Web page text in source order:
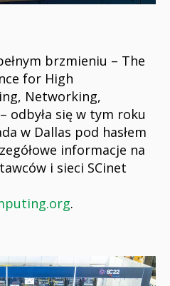
brzmieniu – The
for High
Networking,
odbyła się w tym roku
w Dallas pod hasłem
informacje na
i sieci SCinet
.